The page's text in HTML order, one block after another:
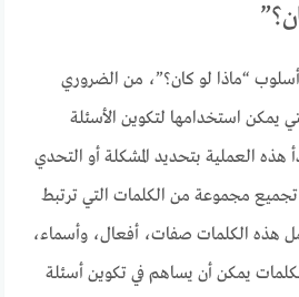
“ماذا لو كان؟”، من الضروري
يمكن استخدامها لتكوين الأسئلة
هذه العملية بتحديد المشكلة أو التحدي
مجموعة من الكلمات التي ترتبط
هذه الكلمات صفات، أفعال، وأسماء،
يمكن أن يساهم في تكوين أسئلة